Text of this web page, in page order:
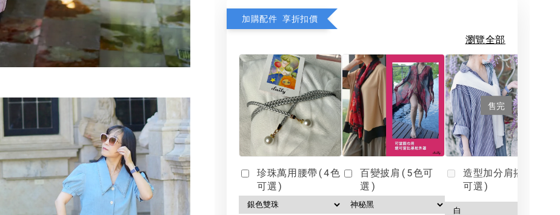
加購配件 享折扣價
瀏覽全部
珍珠萬用腰帶(4色
可選)
百變披肩(5色可
選)
售完
造型加分肩搭(4色
可選)